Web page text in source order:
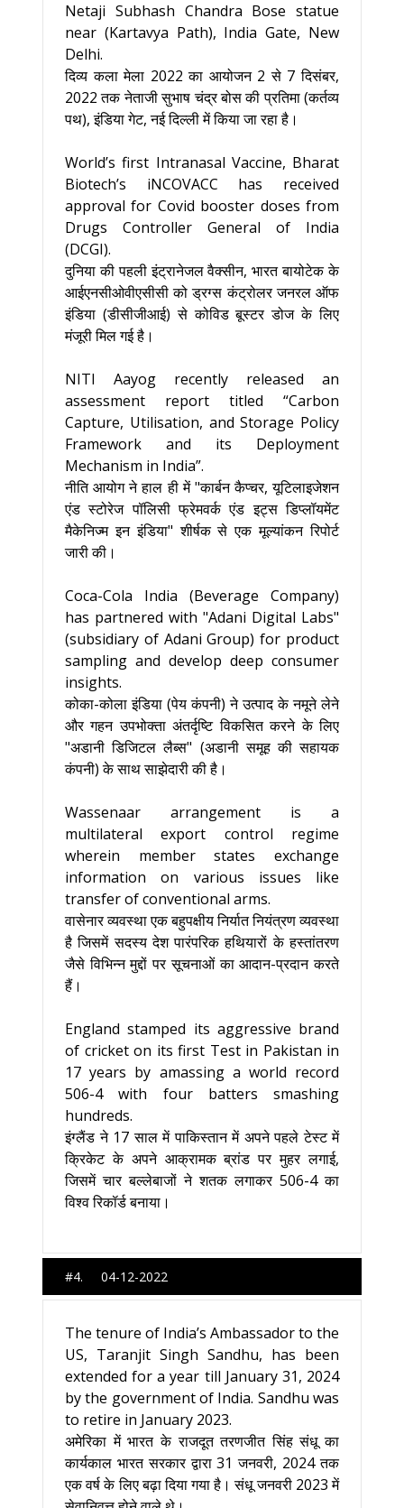
Netaji Subhash Chandra Bose statue
near (Kartavya Path), India Gate, New
Delhi.
दिव्य कला मेला 2022 का आयोजन 2 से 7 दिसंबर,
2022 तक नेताजी सुभाष चंद्र बोस की प्रतिमा (कर्तव्य
पथ), इंडिया गेट, नई दिल्ली में किया जा रहा है।
World’s first Intranasal Vaccine, Bharat
Biotech’s iNCOVACC has received
approval for Covid booster doses from
Drugs Controller General of India
(DCGI).
दुनिया की पहली इंट्रानेजल वैक्सीन, भारत बायोटेक के
आईएनसीओवीएसीसी को ड्रग्स कंट्रोलर जनरल ऑफ
इंडिया (डीसीजीआई) से कोविड बूस्टर डोज के लिए
मंजूरी मिल गई है।
NITI Aayog recently released an
assessment report titled “Carbon
Capture, Utilisation, and Storage Policy
Framework and its Deployment
Mechanism in India”.
नीति आयोग ने हाल ही में "कार्बन कैप्चर, यूटिलाइजेशन
एंड स्टोरेज पॉलिसी फ्रेमवर्क एंड इट्स डिप्लॉयमेंट
मैकेनिज्म इन इंडिया" शीर्षक से एक मूल्यांकन रिपोर्ट
जारी की।
Coca-Cola India (Beverage Company)
has partnered with "Adani Digital Labs"
(subsidiary of Adani Group) for product
sampling and develop deep consumer
insights.
कोका-कोला इंडिया (पेय कंपनी) ने उत्पाद के नमूने लेने
और गहन उपभोक्ता अंतर्दृष्टि विकसित करने के लिए
"अडानी डिजिटल लैब्स" (अडानी समूह की सहायक
कंपनी) के साथ साझेदारी की है।
Wassenaar arrangement is a
multilateral export control regime
wherein member states exchange
information on various issues like
transfer of conventional arms.
वासेनार व्यवस्था एक बहुपक्षीय निर्यात नियंत्रण व्यवस्था
है जिसमें सदस्य देश पारंपरिक हथियारों के हस्तांतरण
जैसे विभिन्न मुद्दों पर सूचनाओं का आदान-प्रदान करते
हैं।
England stamped its aggressive brand
of cricket on its first Test in Pakistan in
17 years by amassing a world record
506-4 with four batters smashing
hundreds.
इंग्लैंड ने 17 साल में पाकिस्तान में अपने पहले टेस्ट में
क्रिकेट के अपने आक्रामक ब्रांड पर मुहर लगाई,
जिसमें चार बल्लेबाजों ने शतक लगाकर 506-4 का
विश्व रिकॉर्ड बनाया।
#4. 04-12-2022
The tenure of India’s Ambassador to the
US, Taranjit Singh Sandhu, has been
extended for a year till January 31, 2024
by the government of India. Sandhu was
to retire in January 2023.
अमेरिका में भारत के राजदूत तरणजीत सिंह संधू का
कार्यकाल भारत सरकार द्वारा 31 जनवरी, 2024 तक
एक वर्ष के लिए बढ़ा दिया गया है। संधू जनवरी 2023 में